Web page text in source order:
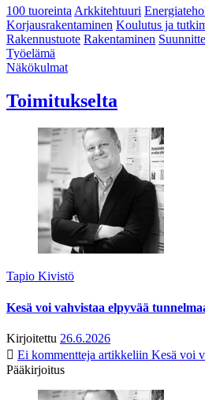
100 tuoreintaArkkitehtuuri
Korjausrakentaminen Koulutus ja
Rakennustuote Rakentaminen
Työelämä
Näkökulmat
Toimitukselta
Tapio Kivistö
Kesä voi vahvistaa elpyvää
Kirjoitettu 26.6.2026
Ei kommentteja artikkeliin Kesä voi
Pääkirjoitus